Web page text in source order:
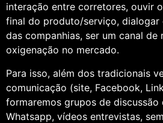
interação entre corretores, ouvir
final do produto/serviço,
das companhias, ser um canal de
oxigenação no mercado.
Para isso, além dos tradicionais
comunicação (site, Facebook,
formaremos grupos de
Whatsapp, vídeos entrevistas,